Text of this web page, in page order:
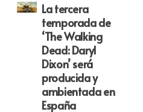
La tercera
temporada de
‘The Walking
Dead: Daryl
Dixon’ será
producida y
ambientada en
España